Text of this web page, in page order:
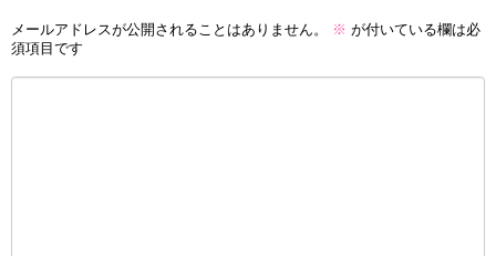
メールアドレスが公開されることはありません。 ※ が付いている欄は必
須項目です